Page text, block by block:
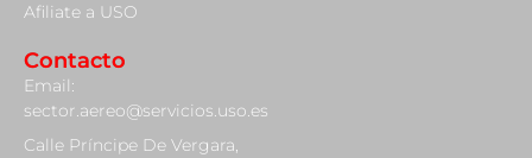
Afiliate a USO
Contacto
Email:
sector.aereo@servicios.uso.es
Calle Príncipe De Vergara,